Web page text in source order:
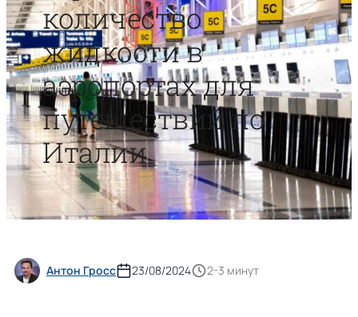
количество
жидкости в
аэропортах для
путешествий по
Италии
Антон Гросс 23/08/2024 2-3 минут